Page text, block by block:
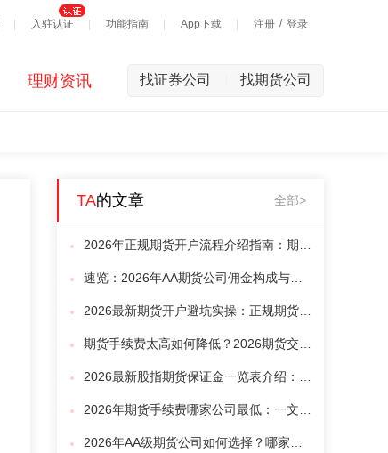
入驻认证 功能指南 App下载 注册 / 登录
理财资讯 找证券公司 找期货公司
TA的文章 全部>